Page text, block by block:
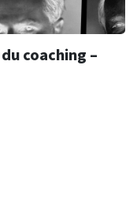
coaching –